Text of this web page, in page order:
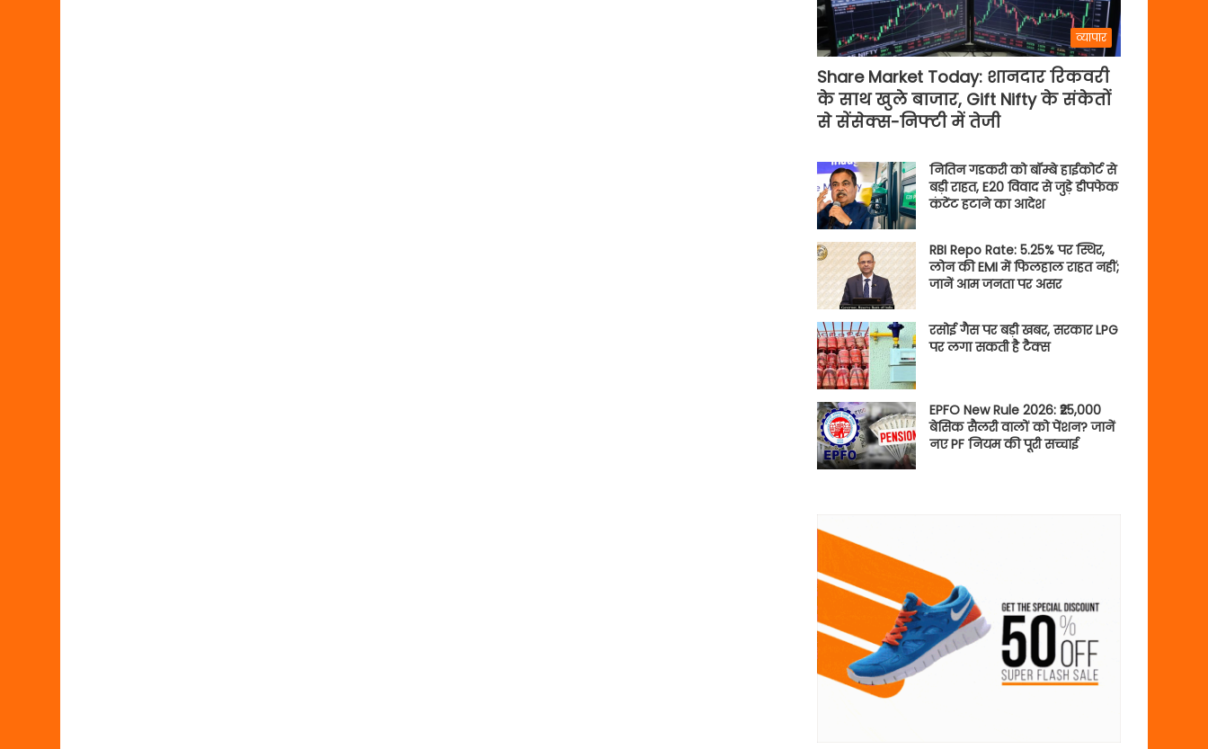
व्यापार
Share Market Today: शानदार रिकवरी
के साथ खुले बाजार, Gift Nifty के संकेतों
से सेंसेक्स-निफ्टी में तेजी
नितिन गडकरी को बॉम्बे हाईकोर्ट से
बड़ी राहत, E20 विवाद से जुड़े डीपफेक
कंटेंट हटाने का आदेश
RBI Repo Rate: 5.25% पर स्थिर,
लोन की EMI में फिलहाल राहत नहीं;
जानें आम जनता पर असर
रसोई गैस पर बड़ी खबर, सरकार LPG
पर लगा सकती है टैक्स
EPFO New Rule 2026: ₹25,000
बेसिक सैलरी वालों को पेंशन? जानें
नए PF नियम की पूरी सच्चाई